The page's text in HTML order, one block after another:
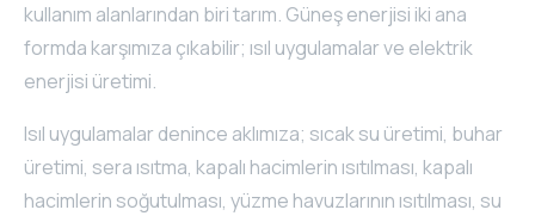
kullanım alanlarından biri tarım. Güneş enerjisi iki ana
formda karşımıza çıkabilir; ısıl uygulamalar ve elektrik
enerjisi üretimi.
Isıl uygulamalar denince aklımıza; sıcak su üretimi, buhar
üretimi, sera ısıtma, kapalı hacimlerin ısıtılması, kapalı
hacimlerin soğutulması, yüzme havuzlarının ısıtılması, su